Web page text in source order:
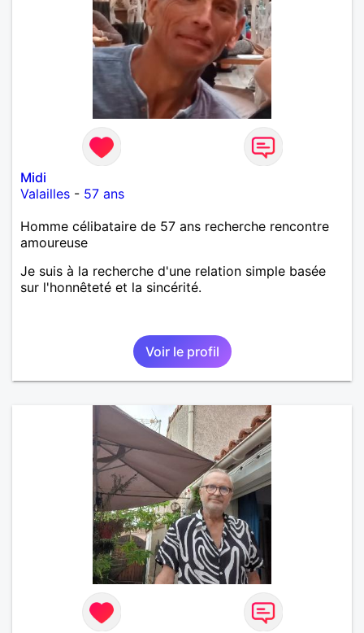
Midi
Valailles - 57 ans
Homme célibataire de 57 ans recherche rencontre
amoureuse
Je suis à la recherche d'une relation simple basée
sur l'honnêteté et la sincérité.
Voir le profil